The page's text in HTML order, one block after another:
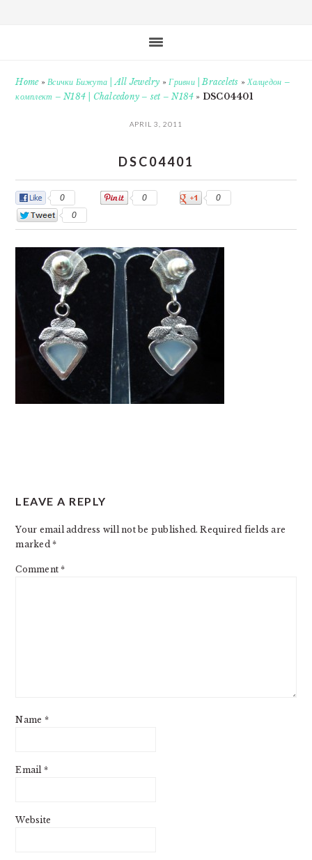
Home»Всички Бижута | All Jewelry »Гривни | Bracelets »Халцедон –
комплект – N184 | Chalcedony – set – N184 » DSC04401
APRIL 3, 2011
DSC04401
0 0
0
0
INTERACTIONS
LEAVE A REPLY
Your email address will not be published. Required fields are
marked*
Comment*
Name *
Email *
Website